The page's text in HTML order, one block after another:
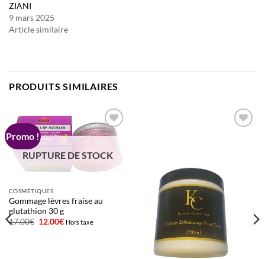
ZIANI
9 mars 2025
Article similaire
PRODUITS SIMILAIRES
Promo !
Ajouter
d’envies
RUPTURE DE STOCK
COSMÉTIQUES
Gommage lèvres fraise au
glutathion 30 g
17.00€ Le
12.00€LeHors taxe